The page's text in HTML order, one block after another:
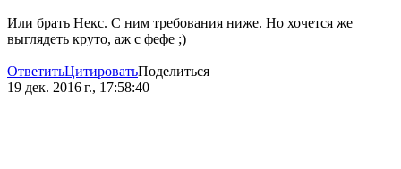
Или брать Некс. С ним требования ниже. Но хочется же
выглядеть круто, аж с фефе ;)
ОтветитьЦитироватьПоделиться
19 дек. 2016 г., 17:58:40